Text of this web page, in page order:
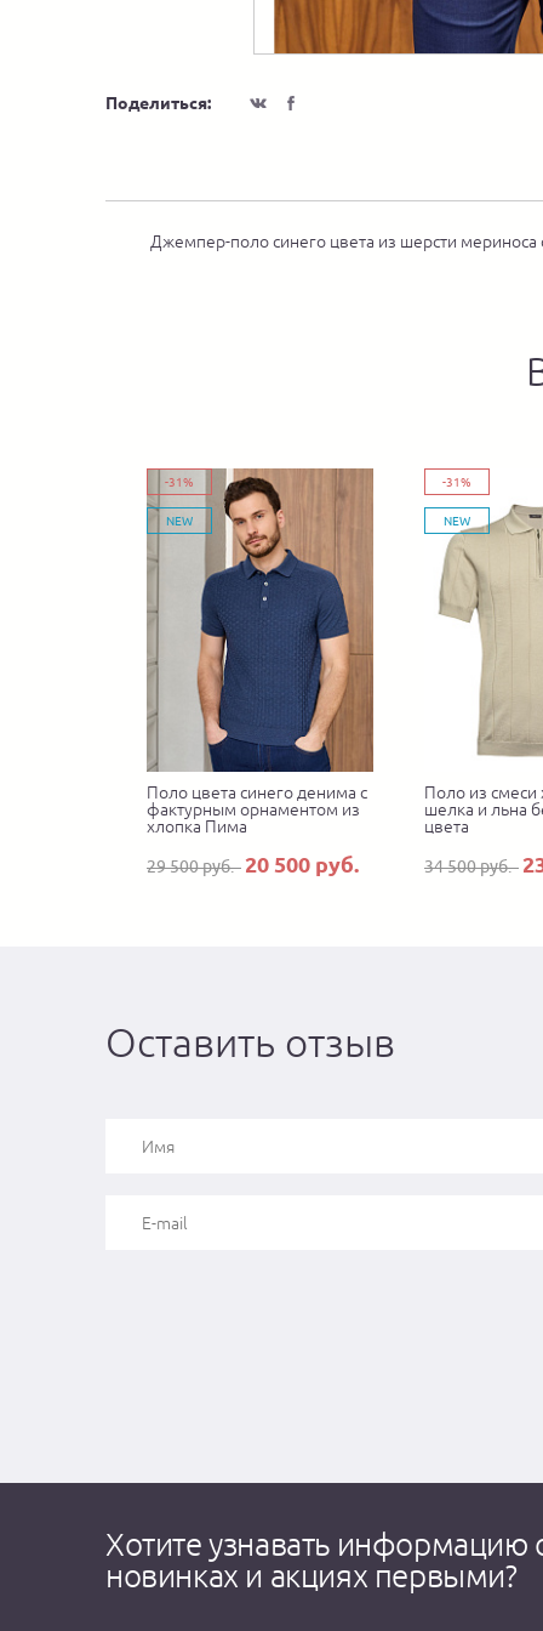
Поделиться:
Джемпер-поло синего цвета из шерсти мериноса
-31%
NEW
Поло цвета синего денима с
фактурным орнаментом из
хлопка Пима
29 500 руб. 20 500 руб.
-31%
NEW
Поло из смеси
шелка и льна
цвета
34 500 руб.
Оставить отзыв
Хотите узнавать информацию
новинках и акциях первыми?